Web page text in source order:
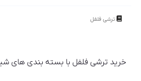
ترشی فلفل
خرید ترشی فلفل با بسته بندی های